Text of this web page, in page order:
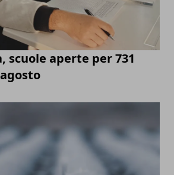
scuole aperte per 731